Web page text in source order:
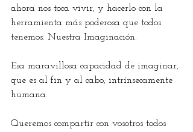
ahora nos toca vivir, y hacerlo con la
herramienta más poderosa que todos
tenemos: Nuestra Imaginación.
Esa maravillosa capacidad de imaginar,
que es al fin y al cabo, intrínsecamente
humana.
Queremos compartir con vosotros todos